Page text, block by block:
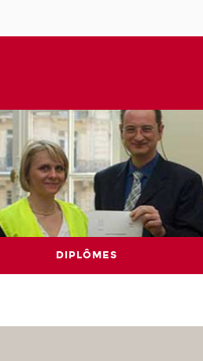
DIPLÔMES